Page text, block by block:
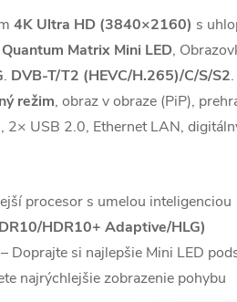
4K Ultra HD (3840×2160) s
Quantum Matrix Mini LED,
. DVB-T/T2 (HEVC/H.265)/C/S/S2.
režim, obraz v obraze (PiP),
2× USB 2.0, Ethernet LAN,
procesor s umelou inteligenciou
HDR10+ Adaptive/HLG)
– Doprajte si najlepšie Mini LED
najrýchlejšie zobrazenie pohybu